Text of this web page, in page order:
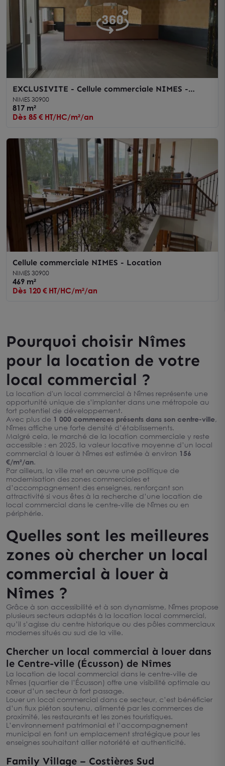
EXCLUSIVITE - Cellule commerciale NIMES -
Location - Secteur Mas des Abeilles
NIMES 30900
817 m²
Dès 85 € HT/HC/m²/an
Cellule commerciale NIMES - Location
NIMES 30900
469 m²
Dès 120 € HT/HC/m²/an
Pourquoi choisir Nîmes
pour la location de votre
local commercial ?
La location d'un local commercial à Nîmes représente une
opportunité unique de s’implanter dans une métropole au
fort potentiel de développement.
Avec plus de 1 000 commerces présents dans son centre-ville,
Nîmes affiche une forte densité d’établissements.
Malgré cela, le marché de la location commerciale y reste
accessible : en 2025, la valeur locative moyenne d’un local
commercial à louer à Nîmes est estimée à environ 156
€/m²/an.
Par ailleurs, la ville met en œuvre une politique de
modernisation des zones commerciales et
d’accompagnement des enseignes, renforçant son
attractivité si vous êtes à la recherche d’une location de
local commercial dans le centre-ville de Nîmes ou en
périphérie.
Quelles sont les meilleures
zones où chercher un local
commercial à louer à
Nîmes ?
Grâce à son accessibilité et à son dynamisme, Nîmes propose
plusieurs secteurs adaptés à la location local commercial,
qu’il s’agisse du centre historique ou des pôles commerciaux
modernes situés au sud de la ville.
Chercher un local commercial à louer dans
le Centre-ville (Écusson) de Nîmes
La location de local commercial dans le centre-ville de
Nîmes (quartier de l’Écusson) offre une visibilité optimale au
cœur d’un secteur à fort passage.
Louer un local commercial dans ce secteur, c’est bénéficier
d’un flux piéton soutenu, alimenté par les commerces de
proximité, les restaurants et les zones touristiques.
L’environnement patrimonial et l’accompagnement
municipal en font un emplacement stratégique pour les
enseignes souhaitant allier notoriété et authenticité.
Family Village – Costières Sud